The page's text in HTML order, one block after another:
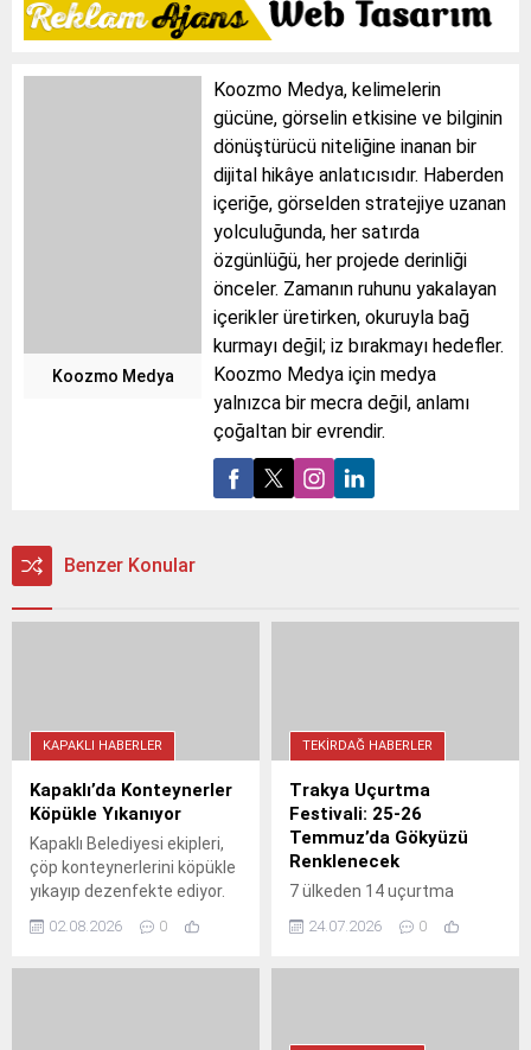
Koozmo Medya
Koozmo Medya, kelimelerin
gücüne, görselin etkisine ve bilginin
dönüştürücü niteliğine inanan bir
dijital hikâye anlatıcısıdır. Haberden
içeriğe, görselden stratejiye uzanan
yolculuğunda, her satırda
özgünlüğü, her projede derinliği
önceler. Zamanın ruhunu yakalayan
içerikler üretirken, okuruyla bağ
kurmayı değil; iz bırakmayı hedefler.
Koozmo Medya için medya
yalnızca bir mecra değil, anlamı
çoğaltan bir evrendir.
Benzer Konular
KAPAKLI HABERLER
Kapaklı’da Konteynerler
Köpükle Yıkanıyor
Kapaklı Belediyesi ekipleri,
çöp konteynerlerini köpükle
yıkayıp dezenfekte ediyor.
Temizlik seferberliği
kapsamında yürütülen
02.08.2026 0
TEKIRDAĞ HABERLER
Trakya Uçurtma
Festivali: 25-26
Temmuz’da Gökyüzü
Renklenecek
7 ülkeden 14 uçurtma
sanatçısı, 25-26
Temmuz'da Şarköy Hoşköy
24.07.2026 0